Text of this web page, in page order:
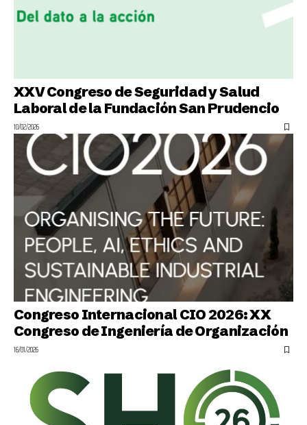
XXV Congreso de Seguridad y Salud
Laboral de la Fundación San Prudencio
10/02/2026
Congreso Internacional CIO 2026: XX
Congreso de Ingeniería de Organización
16/01/2026